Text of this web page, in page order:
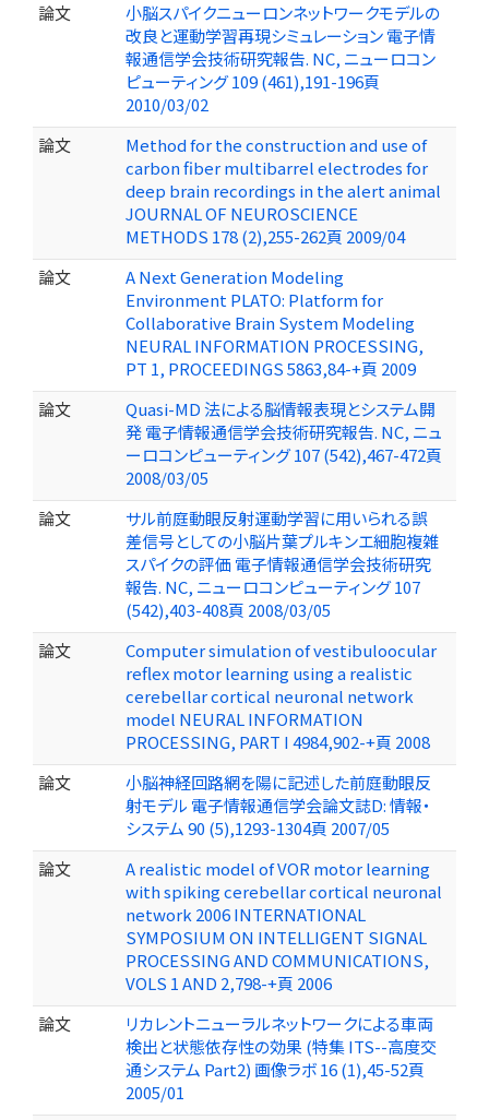
論文
小脳スパイクニューロンネットワークモデルの
改良と運動学習再現シミュレーション 電子情
報通信学会技術研究報告. NC, ニューロコン
ピューティング 109 (461),191-196頁
2010/03/02
論文
Method for the construction and use of
carbon fiber multibarrel electrodes for
deep brain recordings in the alert animal
JOURNAL OF NEUROSCIENCE
METHODS 178 (2),255-262頁 2009/04
論文
A Next Generation Modeling
Environment PLATO: Platform for
Collaborative Brain System Modeling
NEURAL INFORMATION PROCESSING,
PT 1, PROCEEDINGS 5863,84-+頁 2009
論文
Quasi-MD 法による脳情報表現とシステム開
発 電子情報通信学会技術研究報告. NC, ニュ
ーロコンピューティング 107 (542),467-472頁
2008/03/05
論文
サル前庭動眼反射運動学習に用いられる誤
差信号としての小脳片葉プルキンエ細胞複雑
スパイクの評価 電子情報通信学会技術研究
報告. NC, ニューロコンピューティング 107
(542),403-408頁 2008/03/05
論文
Computer simulation of vestibuloocular
reflex motor learning using a realistic
cerebellar cortical neuronal network
model NEURAL INFORMATION
PROCESSING, PART I 4984,902-+頁 2008
論文
小脳神経回路網を陽に記述した前庭動眼反
射モデル 電子情報通信学会論文誌D: 情報・
システム 90 (5),1293-1304頁 2007/05
論文
A realistic model of VOR motor learning
with spiking cerebellar cortical neuronal
network 2006 INTERNATIONAL
SYMPOSIUM ON INTELLIGENT SIGNAL
PROCESSING AND COMMUNICATIONS,
VOLS 1 AND 2,798-+頁 2006
論文
リカレントニューラルネットワークによる車両
検出と状態依存性の効果 (特集 ITS--高度交
通システム Part2) 画像ラボ 16 (1),45-52頁
2005/01